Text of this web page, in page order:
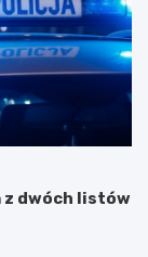
z dwóch listów